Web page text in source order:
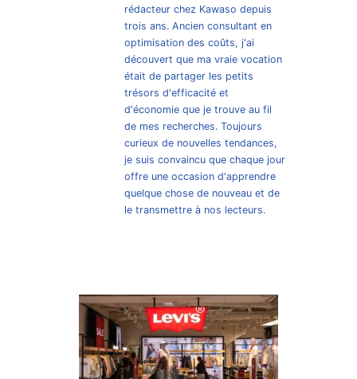
rédacteur chez Kawaso depuis
trois ans. Ancien consultant en
optimisation des coûts, j'ai
découvert que ma vraie vocation
était de partager les petits
trésors d'efficacité et
d'économie que je trouve au fil
de mes recherches. Toujours
curieux de nouvelles tendances,
je suis convaincu que chaque jour
offre une occasion d'apprendre
quelque chose de nouveau et de
le transmettre à nos lecteurs.